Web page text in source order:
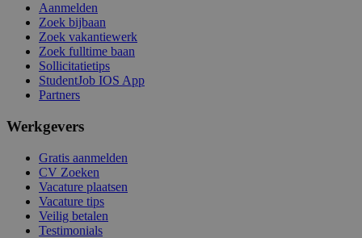
Aanmelden
Zoek bijbaan
Zoek vakantiewerk
Zoek fulltime baan
Sollicitatietips
StudentJob IOS App
Partners
Werkgevers
Gratis aanmelden
CV Zoeken
Vacature plaatsen
Vacature tips
Veilig betalen
Testimonials